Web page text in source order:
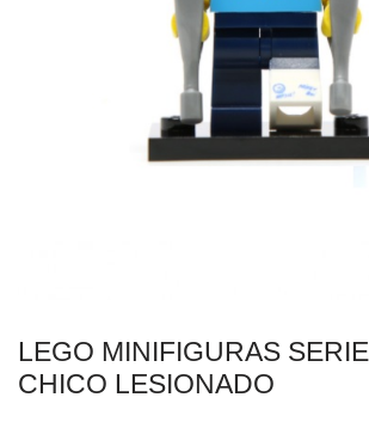
LEGO MINIFIGURAS
CHICO LESIONADO